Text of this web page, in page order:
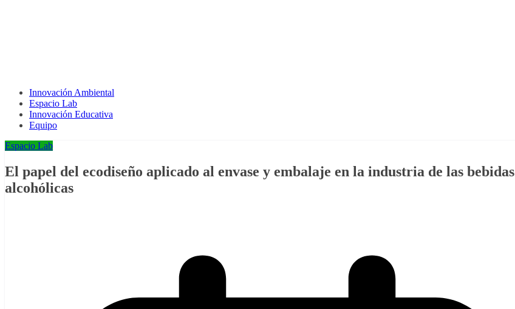
Innovación Ambiental
Espacio Lab
Innovación Educativa
Equipo
Espacio Lab
El papel del ecodiseño aplicado al envase y embalaje en la industria de las bebidas
alcohólicas